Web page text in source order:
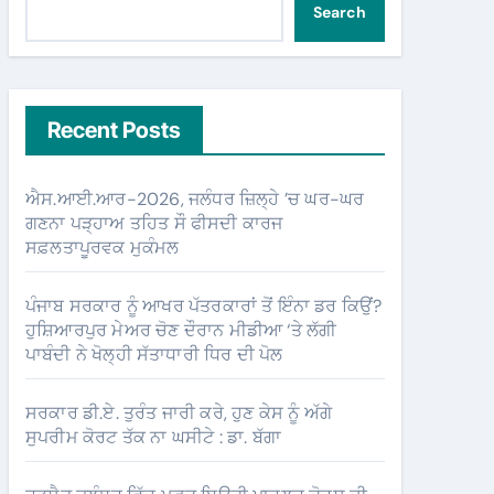
Search
Recent Posts
ਐਸ.ਆਈ.ਆਰ-2026, ਜਲੰਧਰ ਜ਼ਿਲ੍ਹੇ ’ਚ ਘਰ-ਘਰ
ਗਣਨਾ ਪੜ੍ਹਾਅ ਤਹਿਤ ਸੌ ਫੀਸਦੀ ਕਾਰਜ
ਸਫ਼ਲਤਾਪੂਰਵਕ ਮੁਕੰਮਲ
ਪੰਜਾਬ ਸਰਕਾਰ ਨੂੰ ਆਖਰ ਪੱਤਰਕਾਰਾਂ ਤੋਂ ਇੰਨਾ ਡਰ ਕਿਉਂ?
ਹੁਸ਼ਿਆਰਪੁਰ ਮੇਅਰ ਚੋਣ ਦੌਰਾਨ ਮੀਡੀਆ ‘ਤੇ ਲੱਗੀ
ਪਾਬੰਦੀ ਨੇ ਖੋਲ੍ਹੀ ਸੱਤਾਧਾਰੀ ਧਿਰ ਦੀ ਪੋਲ
ਸਰਕਾਰ ਡੀ.ਏ. ਤੁਰੰਤ ਜਾਰੀ ਕਰੇ, ਹੁਣ ਕੇਸ ਨੂੰ ਅੱਗੇ
ਸੁਪਰੀਮ ਕੋਰਟ ਤੱਕ ਨਾ ਘਸੀਟੇ : ਡਾ. ਬੱਗਾ